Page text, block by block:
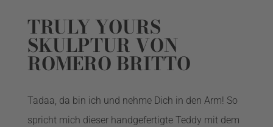
TRULY YOURS
SKULPTUR VON
ROMERO BRITTO
Tadaa, da bin ich und nehme Dich in den Arm! So
spricht mich dieser handgefertigte Teddy mit dem